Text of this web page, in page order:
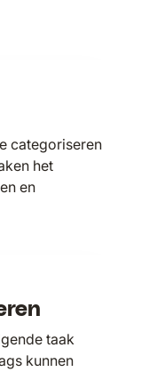
categoriseren
het
en
taak
kunnen